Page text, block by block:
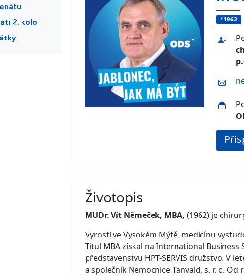
2. kolo
*1962
Životopis
MUDr. Vít Němeček, MBA, (1962) je
Vyrostl ve Vysokém Mýtě, medicínu
Titul MBA získal na International Business
představenstvu HPT-SERVIS družstvo. V
a společník Nemocnice Tanvald, s. r. o.